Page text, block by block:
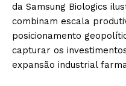
da Samsung Biologics
combinam escala
posicionamento
capturar os
expansão industrial